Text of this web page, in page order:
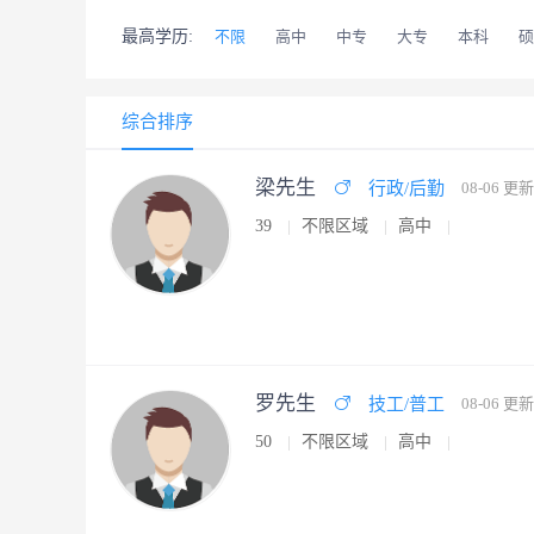
最高学历: 不限 高中 中专 大专 本科
综合排序
梁先生 行政/后勤 08-06 更新
39 不限区域 高中
罗先生 技工/普工 08-06 更新
50 不限区域 高中